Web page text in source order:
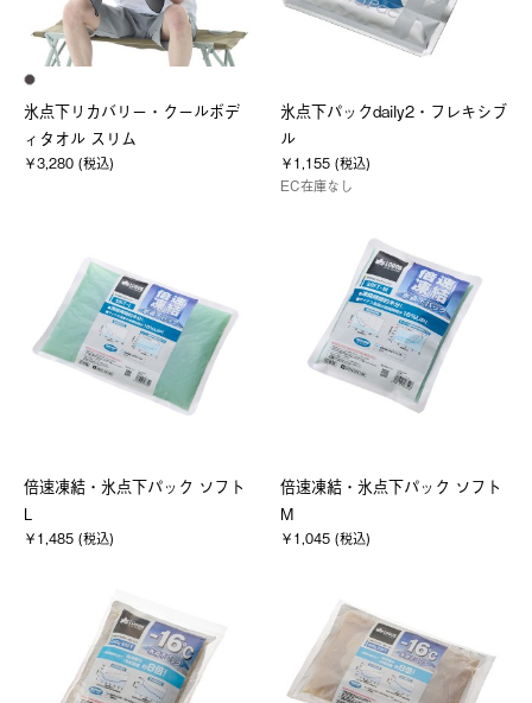
氷点下リカバリー・クールボデ
ィタオル スリム
￥3,280 (税込)
氷点下パックdaily2・フレキシブ
ル
￥1,155 (税込)
EC在庫なし
倍速凍結・氷点下パック ソフト
L
￥1,485 (税込)
倍速凍結・氷点下パック ソフト
M
￥1,045 (税込)